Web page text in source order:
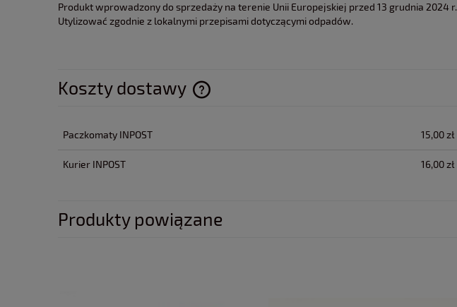
Produkt wprowadzony do sprzedaży na terenie Unii Europejskiej przed 13 grudnia 2024 r.
Utylizować zgodnie z lokalnymi przepisami dotyczącymi odpadów.
Koszty dostawy
Paczkomaty INPOST 15,00 zł
Kurier INPOST 16,00 zł
Produkty powiązane